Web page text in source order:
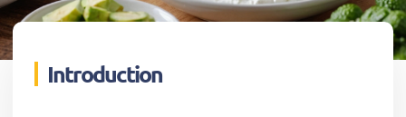
Introduction